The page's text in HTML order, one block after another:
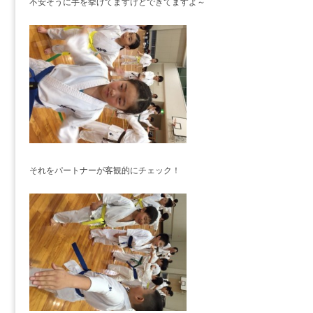
それをパートナーが客観的にチェック！